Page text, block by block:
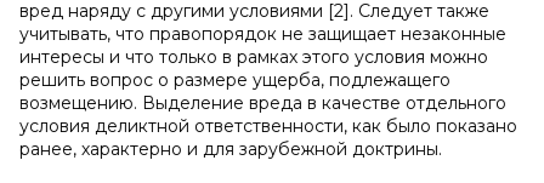
вред наряду с другими условиями [2]. Следует также
учитывать, что правопорядок не защищает незаконные
интересы и что только в рамках этого условия можно
решить вопрос о размере ущерба, подлежащего
возмещению. Выделение вреда в качестве отдельного
условия деликтной ответственности, как было показано
ранее, характерно и для зарубежной доктрины.